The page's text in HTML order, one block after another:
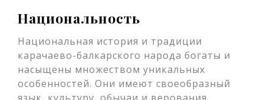
Национальность
Национальная история и традиции
карачаево-балкарского народа богаты и
насыщены множеством уникальных
особенностей. Они имеют своеобразный